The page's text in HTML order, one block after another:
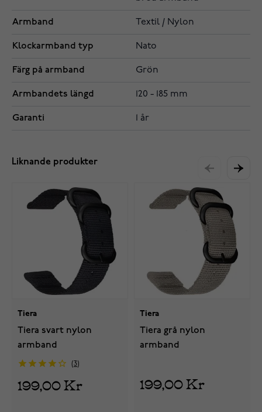
Armband Textil / Nylon
Klockarmband typ Nato
Färg på armband Grön
Armbandets längd 120 - 185 mm
Garanti 1 år
Liknande produkter
Tiera
Tiera svart nylon
armband
3
199,00 Kr
Tiera
Tiera grå nylon
armband
199,00 Kr